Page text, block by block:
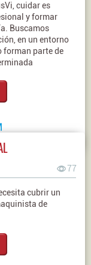
cuidar es
y formar
Buscamos
en un entorno
forman parte de
77
cubrir un
de